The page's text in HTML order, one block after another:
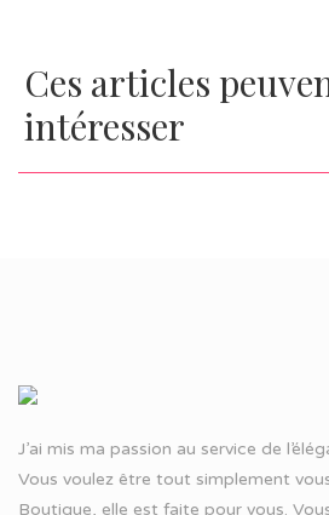
Ces articles
intéresser
J’ai mis ma passion au service de
Vous voulez être tout simplement
Boutique, elle est faite pour vous.